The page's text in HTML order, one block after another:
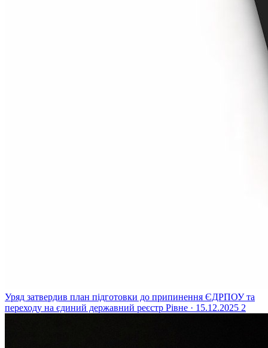
Уряд затвердив план підготовки до припинення ЄДРПОУ та
переходу на єдиний державний реєстр Рівне · 15.12.2025 2